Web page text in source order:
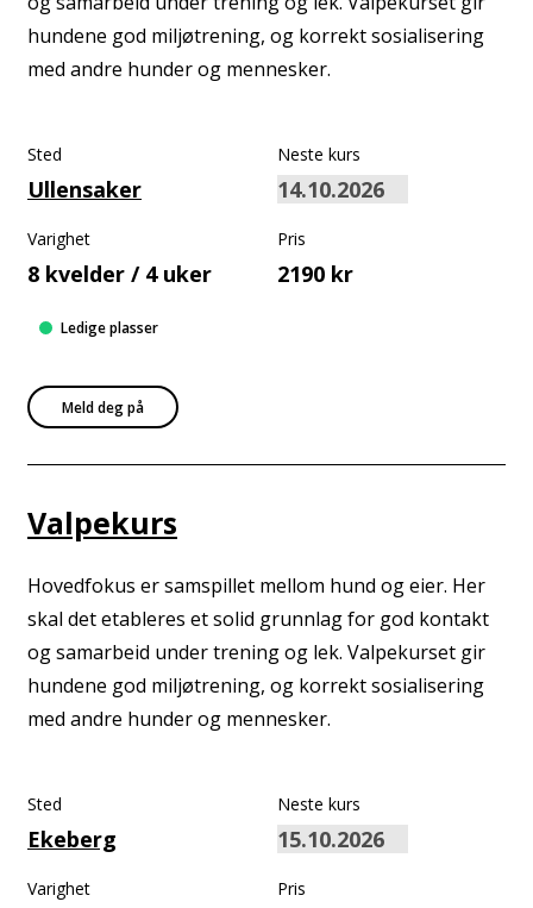
hundene god miljøtrening, og korrekt sosialisering
med andre hunder og mennesker.
Sted
Ullensaker
Neste kurs
Varighet
8 kvelder / 4 uker
Pris
2190 kr
Meld deg på
Ledige plasser
Valpekurs
Hovedfokus er samspillet mellom hund og eier. Her
skal det etableres et solid grunnlag for god kontakt
og samarbeid under trening og lek. Valpekurset gir
hundene god miljøtrening, og korrekt sosialisering
med andre hunder og mennesker.
Sted
Ekeberg
Neste kurs
Varighet Pris